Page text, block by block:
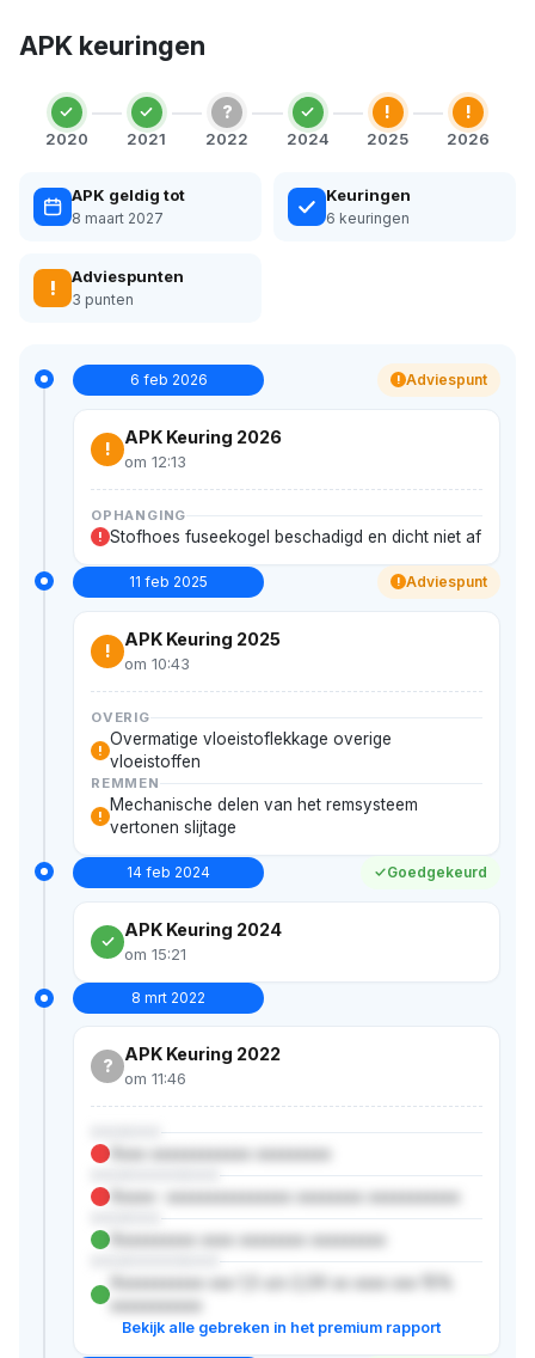
APK keuringen
2020 2021
?
2022 2024
!
2025
!
2026
APK geldig tot
8 maart 2027
Keuringen
6 keuringen
! Adviespunten
3 punten
6 feb 2026 ! Adviespunt
!
APK Keuring 2026
om 12:13
OPHANGING
! Stofhoes fuseekogel beschadigd en dicht niet af
11 feb 2025 ! Adviespunt
!
APK Keuring 2025
om 10:43
OVERIG
!
Overmatige vloeistoflekkage overige
vloeistoffen
REMMEN
!
Mechanische delen van het remsysteem
vertonen slijtage
14 feb 2024 Goedgekeurd
APK Keuring 2024
om 15:21
8 mrt 2022
?
APK Keuring 2022
om 11:46
Xxxx xxxxxxxxxxxx xxxxxxxxx
Xxxxx- xxxxxxxxxxxxxxx xxxxxxxx xxxxxxxxxxx
Xxxxxxxxxx xxxx xxxxxxxx xxxxxxxxx
Xxxxxxxxxxx xxx 1,5 x/x 2,0X xx xxxx xxx 15%
Bekijk alle gebreken in het premium rapport